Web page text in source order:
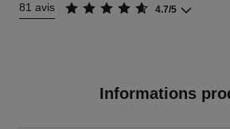
81 avis 4.7/5
Informations